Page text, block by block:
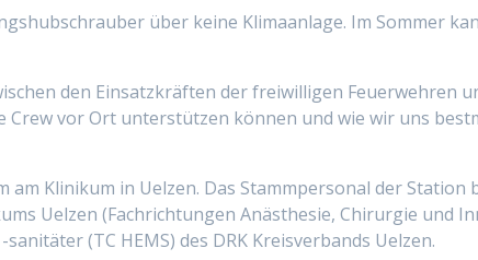
über keine Klimaanlage. Im Sommer
den Einsatzkräften der freiwilligen Feuerwehren
Crew vor Ort unterstützen können und wie wir uns
Klinikum in Uelzen. Das Stammpersonal der
Uelzen (Fachrichtungen Anästhesie, Chirurgie und
(TC HEMS) des DRK Kreisverbands Uelzen.